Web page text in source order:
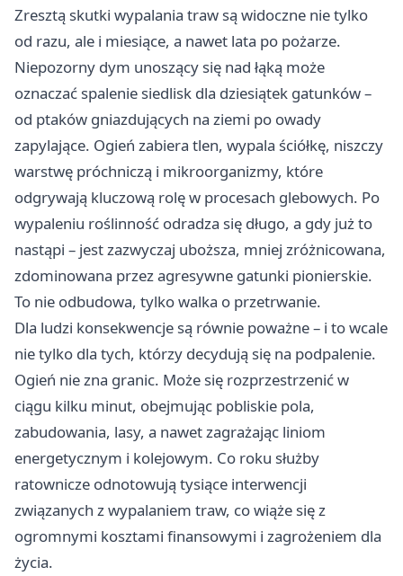
Zresztą skutki wypalania traw są widoczne nie tylko
od razu, ale i miesiące, a nawet lata po pożarze.
Niepozorny dym unoszący się nad łąką może
oznaczać spalenie siedlisk dla dziesiątek gatunków –
od ptaków gniazdujących na ziemi po owady
zapylające. Ogień zabiera tlen, wypala ściółkę, niszczy
warstwę próchniczą i mikroorganizmy, które
odgrywają kluczową rolę w procesach glebowych. Po
wypaleniu roślinność odradza się długo, a gdy już to
nastąpi – jest zazwyczaj uboższa, mniej zróżnicowana,
zdominowana przez agresywne gatunki pionierskie.
To nie odbudowa, tylko walka o przetrwanie.
Dla ludzi konsekwencje są równie poważne – i to wcale
nie tylko dla tych, którzy decydują się na podpalenie.
Ogień nie zna granic. Może się rozprzestrzenić w
ciągu kilku minut, obejmując pobliskie pola,
zabudowania, lasy, a nawet zagrażając liniom
energetycznym i kolejowym. Co roku służby
ratownicze odnotowują tysiące interwencji
związanych z wypalaniem traw, co wiąże się z
ogromnymi kosztami finansowymi i zagrożeniem dla
życia.